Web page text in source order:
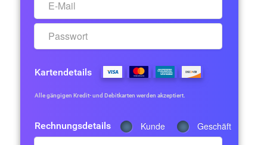
Kartendetails
Alle gängigen Kredit- und Debitkarten werden akzeptiert.
Rechnungsdetails Kunde Geschäft